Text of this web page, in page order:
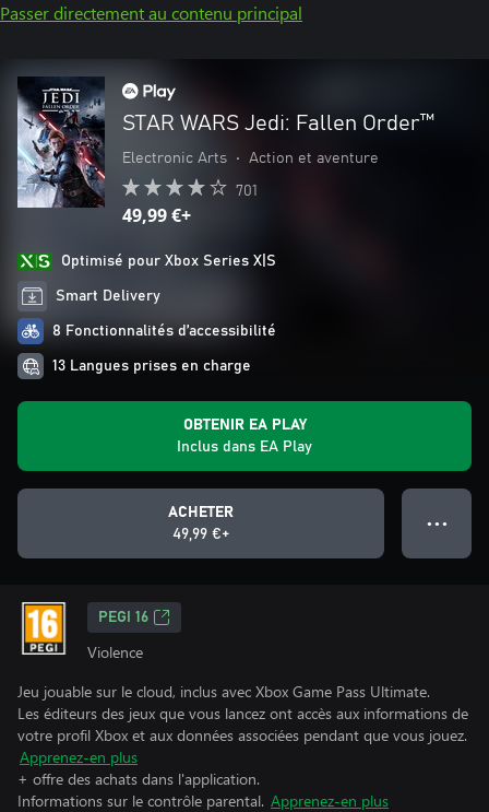
Passer directement au contenu principal
STAR WARS Jedi: Fallen Order™
Electronic Arts • Action et aventure
701
49,99 €+
Optimisé pour Xbox Series X|S
Smart Delivery
8 Fonctionnalités d’accessibilité
13 Langues prises en charge
OBTENIR EA PLAY
Inclus dans EA Play
ACHETER
49,99 €+
● ● ●
PEGI 16
Violence
Jeu jouable sur le cloud, inclus avec Xbox Game Pass Ultimate.
Les éditeurs des jeux que vous lancez ont accès aux informations de
votre profil Xbox et aux données associées pendant que vous jouez.
Apprenez-en plus
+ offre des achats dans l'application.
Informations sur le contrôle parental. Apprenez-en plus